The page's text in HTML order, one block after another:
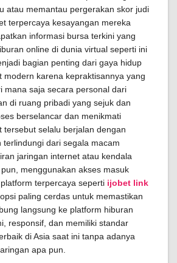
atau memantau pergerakan skor judi
terpercaya kesayangan mereka
informasi bursa terkini yang
online di dunia virtual seperti ini
bagian penting dari gaya hidup
modern karena kepraktisannya yang
mana saja secara personal dari
di ruang pribadi yang sejuk dan
berselancar dan menikmati
tersebut selalu berjalan dengan
terlindungi dari segala macam
jaringan internet atau kendala
menggunakan akses masuk
terpercaya seperti ijobet link
paling cerdas untuk memastikan
langsung ke platform hiburan
responsif, dan memiliki standar
di Asia saat ini tanpa adanya
apa pun.